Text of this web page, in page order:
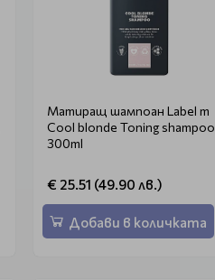
Матиращ шампоан Label m
Cool blonde Toning shampoo
300ml
€ 25.51 (49.90 лв.)
Добави в количката